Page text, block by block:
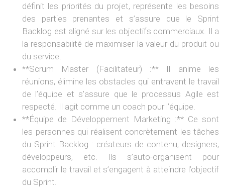
définit les priorités du projet, représente les besoins
des parties prenantes et s’assure que le Sprint
Backlog est aligné sur les objectifs commerciaux. Il a
la responsabilité de maximiser la valeur du produit ou
du service.
**Scrum Master (Facilitateur) :** Il anime les
réunions, élimine les obstacles qui entravent le travail
de l’équipe et s’assure que le processus Agile est
respecté. Il agit comme un coach pour l’équipe.
**Équipe de Développement Marketing :** Ce sont
les personnes qui réalisent concrètement les tâches
du Sprint Backlog : créateurs de contenu, designers,
développeurs, etc. Ils s’auto-organisent pour
accomplir le travail et s’engagent à atteindre l’objectif
du Sprint.